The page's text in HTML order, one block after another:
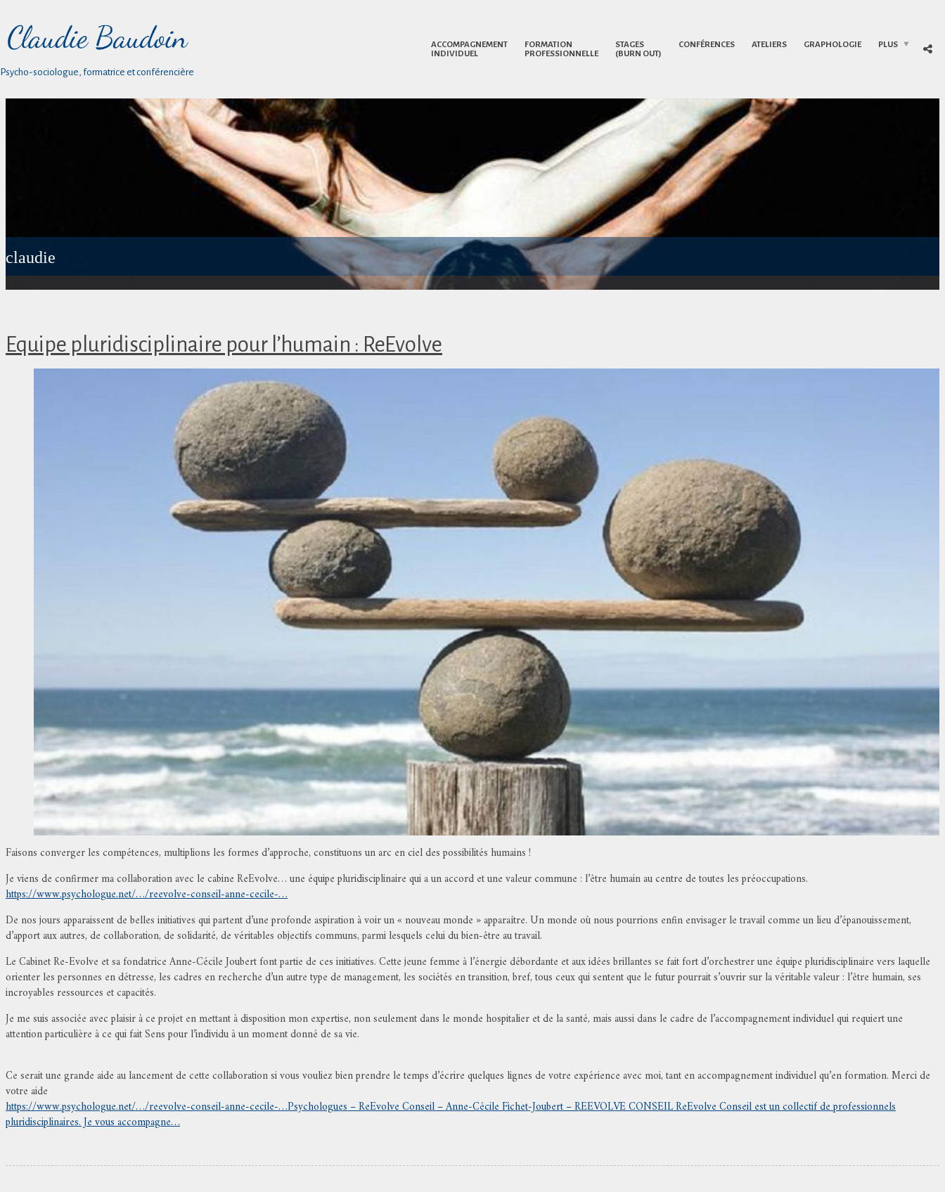
Psycho-sociologue, formatrice et conférencière
ACCOMPAGNEMENT
INDIVIDUEL
FORMATION
PROFESSIONNELLE
STAGES
(BURN OUT)
CONFÉRENCES ATELIERS GRAPHOLOGIE PLUS
claudie
Equipe pluridisciplinaire pour l’humain : ReEvolve
Faisons converger les compétences, multiplions les formes d’approche, constituons un arc en ciel des possibilités humains !
Je viens de confirmer ma collaboration avec le cabine ReEvolve… une équipe pluridisciplinaire qui a un accord et une valeur commune : l’être humain au centre de toutes les préoccupations.
https://www.psychologue.net/…/reevolve-conseil-anne-cecile-…
De nos jours apparaissent de belles initiatives qui partent d’une profonde aspiration à voir un « nouveau monde » apparaître. Un monde où nous pourrions enfin envisager le travail comme un lieu d’épanouissement,
d’apport aux autres, de collaboration, de solidarité, de véritables objectifs communs, parmi lesquels celui du bien-être au travail.
Le Cabinet Re-Evolve et sa fondatrice Anne-Cécile Joubert font partie de ces initiatives. Cette jeune femme à l’énergie débordante et aux idées brillantes se fait fort d’orchestrer une équipe pluridisciplinaire vers laquelle
orienter les personnes en détresse, les cadres en recherche d’un autre type de management, les sociétés en transition, bref, tous ceux qui sentent que le futur pourrait s’ouvrir sur la véritable valeur : l’être humain, ses
incroyables ressources et capacités.
Je me suis associée avec plaisir à ce projet en mettant à disposition mon expertise, non seulement dans le monde hospitalier et de la santé, mais aussi dans le cadre de l’accompagnement individuel qui requiert une
attention particulière à ce qui fait Sens pour l’individu à un moment donné de sa vie.
Ce serait une grande aide au lancement de cette collaboration si vous vouliez bien prendre le temps d’écrire quelques lignes de votre expérience avec moi, tant en accompagnement individuel qu’en formation. Merci de
votre aide
https://www.psychologue.net/…/reevolve-conseil-anne-cecile-…Psychologues – ReEvolve Conseil – Anne-Cécile Fichet-Joubert – REEVOLVE CONSEIL ReEvolve Conseil est un collectif de professionnels
pluridisciplinaires. Je vous accompagne…